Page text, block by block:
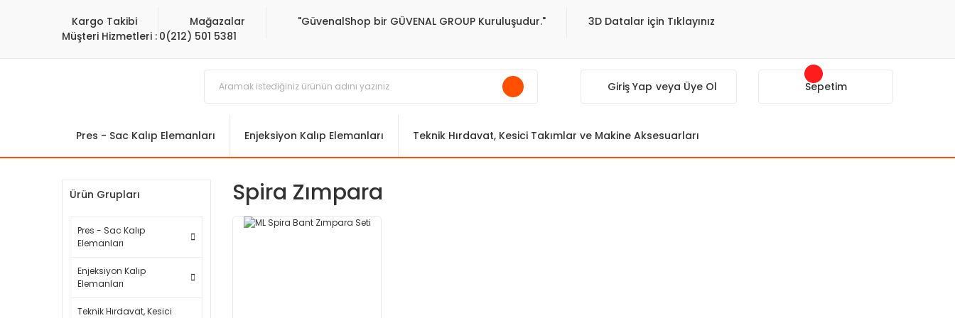
Kargo Takibi Mağazalar "GüvenalShop bir GÜVENAL GROUP Kuruluşudur."
3D Datalar için Tıklayınız
Müşteri Hizmetleri : 0(212) 501 5381
Giriş Yap veya Üye Ol Sepetim
Pres - Sac Kalıp Elemanları Enjeksiyon Kalıp Elemanları Teknik Hırdavat, Kesici Takımlar ve Makine Aksesuarları
Ürün Grupları
Pres - Sac Kalıp
Elemanları
Enjeksiyon Kalıp
Elemanları
Teknik Hırdavat, Kesici
Spira Zımpara